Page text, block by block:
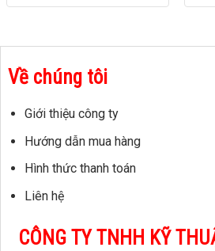
Về chúng tôi
Giới thiệu công ty
Hướng dẫn mua hàng
Hình thức thanh toán
Liên hệ
CÔNG TY TNHH KỸ